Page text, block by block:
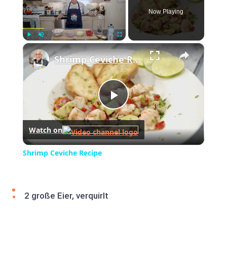
Play Unmute Fullscreen
Now Playing
×
Play
Video
Shrimp Ceviche Recipe
Watch on
Shrimp Ceviche Recipe
2 große Eier, verquirlt